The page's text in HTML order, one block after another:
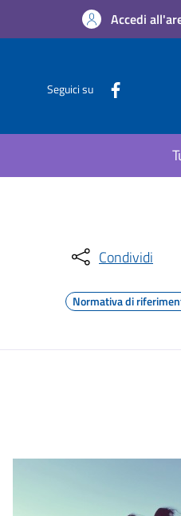
Accedi
Seguici su
Condividi
Normativa di